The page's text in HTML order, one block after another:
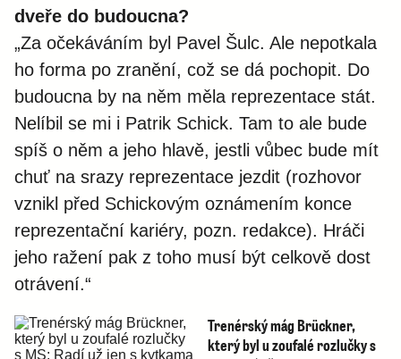
dveře do budoucna?
„Za očekáváním byl Pavel Šulc. Ale nepotkala
ho forma po zranění, což se dá pochopit. Do
budoucna by na něm měla reprezentace stát.
Nelíbil se mi i Patrik Schick. Tam to ale bude
spíš o něm a jeho hlavě, jestli vůbec bude mít
chuť na srazy reprezentace jezdit (rozhovor
vznikl před Schickovým oznámením konce
reprezentační kariéry, pozn. redakce). Hráči
jeho ražení pak z toho musí být celkově dost
otrávení.“
Trenérský mág Brückner,
který byl u zoufalé rozlučky s